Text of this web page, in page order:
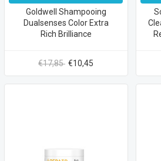
Goldwell Shampooing
Dualsenses Color Extra
Rich Brilliance
€17,85 €10,45